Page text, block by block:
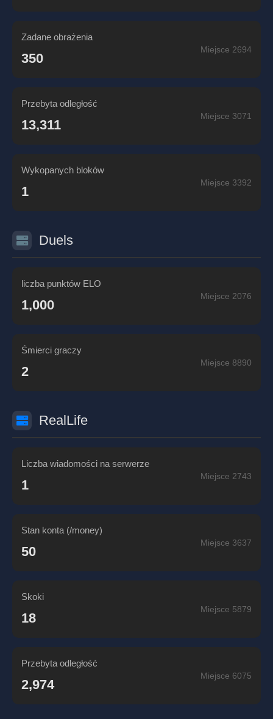
Zadane obrażenia
350
Miejsce 2694
Przebyta odległość
13,311
Miejsce 3071
Wykopanych bloków
1
Miejsce 3392
Duels
liczba punktów ELO
1,000
Miejsce 2076
Śmierci graczy
2
Miejsce 8890
RealLife
Liczba wiadomości na serwerze
1
Miejsce 2743
Stan konta (/money)
50
Miejsce 3637
Skoki
18
Miejsce 5879
Przebyta odległość
2,974
Miejsce 6075